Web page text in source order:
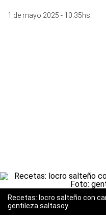
1 de mayo 2025 - 10:35hs
Recetas: locro salteño con
gentileza saltasoy.